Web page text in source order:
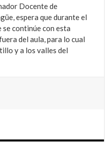
Docente de
espera que durante el
continúe con esta
del aula, para lo cual
y a los valles del